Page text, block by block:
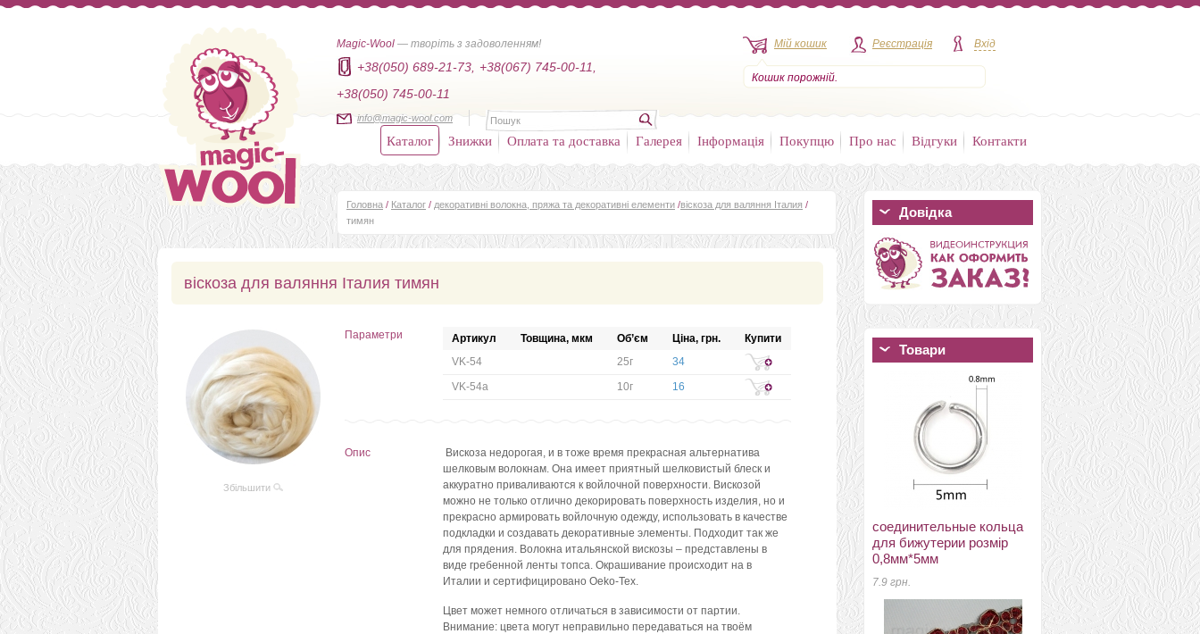
Magic-Wool — творіть з задоволенням!
+38(050) 689-21-73,
+38(067) 745-00-11,
+38(050) 745-00-11
info@magic-wool.com
Мій кошик
Кошик порожній.
Реєстрація Вхід
Каталог Знижки Оплата та доставка Галерея Інформація Покупцю Про нас Відгуки Контакти
Довідка
Товари
соединительные кольца
для бижутерии розмір
0,8мм*5мм
7.9 грн.
подвески, кулоны
магнітна підвіска у формі
серця для закоханих
золота
45 грн.
Головна / Каталог / декоративні волокна, пряжа та декоративні елементи /віскоза для валяння Італия /
тимян
віскоза для валяння Італия тимян
Збільшити
Параметри Артикул Товщина, мкм Об’єм Ціна, грн.
Купити
VK-54
25г
34
VK-54a
10г 16
Опис
Вискоза недорогая, и в тоже время прекрасная альтернатива
шелковым волокнам. Она имеет приятный шелковистый блеск и
аккуратно приваливаются к войлочной поверхности. Вискозой
можно не только отлично декорировать поверхность изделия, но и
прекрасно армировать войлочную одежду, использовать в качестве
подкладки и создавать декоративные элементы. Подходит так же
для прядения. Волокна итальянской вискозы – представлены в
виде гребенной ленты топса. Окрашивание происходит на в
Италии и сертифицировано Oeko-Tex.
Цвет может немного отличаться в зависимости от партии.
Внимание: цвета могут неправильно передаваться на твоём